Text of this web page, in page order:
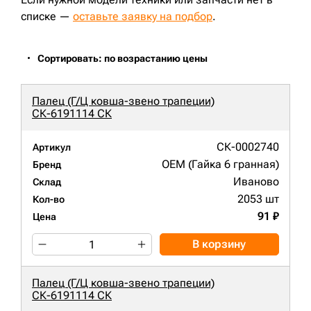
D65EX-16;
R210LC-3;
R220LC-9;R250LC-3;CX180;850J;PR724LGP;
списке — оставьте заявку на подбор.
Сортировать: по возрастанию цены
Палец (Г/Ц ковша-звено трапеции)
СК-6191114 СК
Артикул СК-0002740
Бренд OEM (Гайка 6 гранная)
Склад Иваново
Кол-во 2053 шт
Цена 91 ₽
В корзину
Палец (Г/Ц ковша-звено трапеции)
СК-6191114 СК